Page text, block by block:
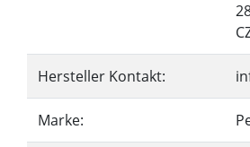
Hersteller Kontakt:
Marke: